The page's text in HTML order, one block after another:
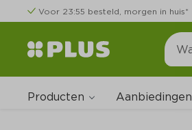
Voor 23:55 besteld, morgen in huis*
Producten Aanbiedingen